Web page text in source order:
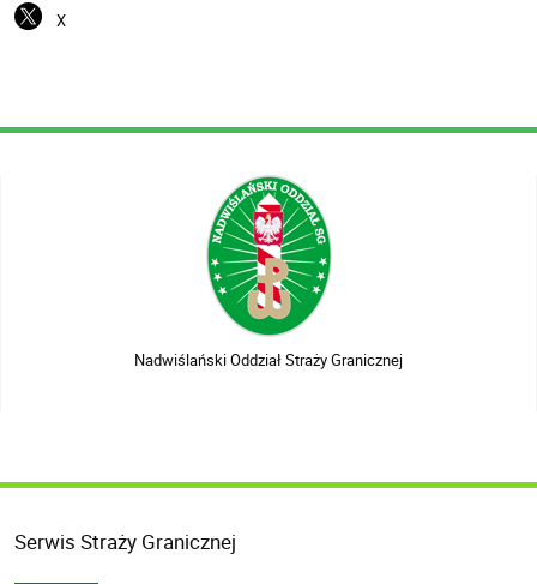
X
Nadwiślański Oddział Straży Granicznej
Serwis Straży Granicznej